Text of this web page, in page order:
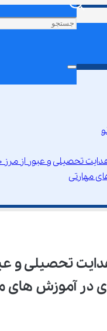
مهارتی
تحصیلی و